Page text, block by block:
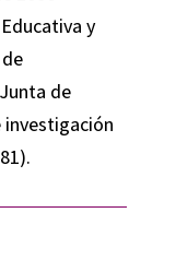
y
de
investigación